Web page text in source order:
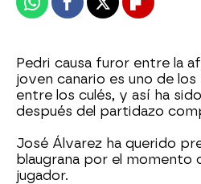
WhatsappFacebook
X Flipboard
Pedri causa furor entre la
joven canario es uno de
entre los culés, y así ha
después del partidazo
José Álvarez ha querido
blaugrana por el momento
jugador.